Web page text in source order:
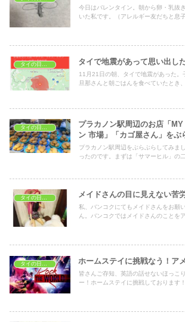
今日はバレンタイン。朝から卵・乳抜
いた私です。（アレルギー友だちと息
タイで地震があって思い出し
11月21日の朝、タイで地震があった。
旦那さんと朝ごはんを食べていたとき、
プラカノン駅周辺のお店「
ン 市場」「カゴ屋さん」をぶ
プラカノン駅周辺をぶらぶらしてみま
ったのです。まずは「サマーヒル」の
メイドさんの目に見えない苦
私、バンコクにてもメイドさんをお願
ん。バンコクではメイドさんのことを
ホームステイに挑戦なう！ア
皆さんご存知、英語の話せないほっこ
ー！ホームステイに挑戦しております！